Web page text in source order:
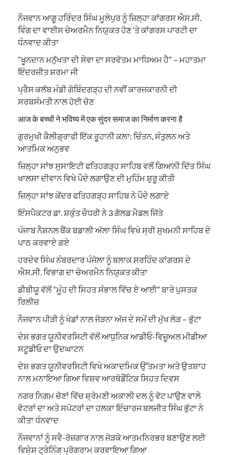
ਨੌਜਵਾਨ ਆਗੂ ਹਰਿੰਦਰ ਸਿੰਘ ਮੂਲੇਪੁਰ ਨੂੰ ਜ਼ਿਲ੍ਹਾ ਕਾਂਗਰਸ ਐਸ.ਸੀ.
ਵਿੰਗ ਦਾ ਵਾਈਸ ਚੇਅਰਮੈਨ ਨਿਯੁਕਤ ਹੋਣ ‘ਤੇ ਕਾਂਗਰਸ ਪਾਰਟੀ ਦਾ
ਧੰਨਵਾਦ ਕੀਤਾ
“ਖੂਨਦਾਨ ਮਨੁੱਖਤਾ ਦੀ ਸੇਵਾ ਦਾ ਸਰਵੋਤਮ ਮਾਧਿਅਮ ਹੈ” – ਮਹਾਤਮਾ
ਇੰਦਰਜੀਤ ਸ਼ਰਮਾ ਜੀ
ਪ੍ਰੈਸ ਕਲੱਬ ਮੰਡੀ ਗੋਬਿੰਦਗੜ੍ਹ ਦੀ ਨਵੀਂ ਕਾਰਜਕਾਰਨੀ ਦੀ
ਸਰਬਸੰਮਤੀ ਨਾਲ ਹੋਈ ਚੋਣ
आज के बच्चों ने भविष्य में एक सुंदर समाज का निर्माण करना है
ਗੁਰਮੁਖੀ ਕੈਲੀਗ੍ਰਾਫੀ ਇੱਕ ਰੂਹਾਨੀ ਕਲਾ: ਚਿੰਤਨ, ਸੰਤੁਲਨ ਅਤੇ
ਆਤਮਿਕ ਅਨੁਭਵ
ਜ਼ਿਲ੍ਹਾ ਸਾਂਝ ਸੁਸਾਇਟੀ ਫਤਿਹਗੜ੍ਹ ਸਾਹਿਬ ਵਲੋਂ ਗਿਆਨੀ ਦਿੱਤ ਸਿੰਘ
ਖਾਲਸਾ ਦੀਵਾਨ ਵਿਖੇ ਪੌਦੇ ਲਗਾਉਣ ਦੀ ਮੁਹਿੰਮ ਸ਼ੁਰੂ ਕੀਤੀ
ਜ਼ਿਲ੍ਹਾ ਸਾਂਝ ਕੇਂਦਰ ਫਤਿਹਗੜ੍ਹ ਸਾਹਿਬ ਨੇ ਪੌਦੇ ਲਗਾਏ
ਇੰਸਪੈਕਟਰ ਡਾ. ਸ਼ਕੁੰਤ ਚੌਧਰੀ ਨੇ 3 ਗੋਲਡ ਮੈਡਲ ਜਿੱਤੇ
ਪੰਜਾਬ ਨੈਸ਼ਨਲ ਬੈਂਕ ਬਡਾਲੀ ਅੱਲਾ ਸਿੰਘ ਵਿਖੇ ਸ੍ਰੀ ਸੁਖਮਨੀ ਸਾਹਿਬ ਦੇ
ਪਾਠ ਕਰਵਾਏ ਗਏ
ਹਰਦੇਵ ਸਿੰਘ ਨੰਬਰਦਾਰ ਪੰਜੋਲਾ ਨੂੰ ਬਲਾਕ ਸਰਹਿੰਦ ਕਾਂਗਰਸ ਦੇ
ਐਸ.ਸੀ. ਵਿਭਾਗ ਦਾ ਚੇਅਰਮੈਨ ਨਿਯੁਕਤ ਕੀਤਾ
ਡੀਬੀਯੂ ਵੱਲੋਂ “ਮੂੰਹ ਦੀ ਸਿਹਤ ਸੰਭਾਲ ਵਿੱਚ ਏ ਆਈ” ਬਾਰੇ ਪੁਸਤਕ
ਰਿਲੀਜ਼
ਨੌਜਵਾਨ ਪੀੜੀ ਨੂੰ ਖੇਡਾਂ ਨਾਲ ਜੋੜਨਾ ਅੱਜ ਦੇ ਸਮੇਂ ਦੀ ਮੁੱਖ ਲੋੜ – ਭੁੱਟਾ
ਦੇਸ਼ ਭਗਤ ਯੂਨੀਵਰਸਿਟੀ ਵੱਲੋਂ ਆਧੁਨਿਕ ਆਡੀਓ-ਵਿਜ਼ੂਅਲ ਮੀਡੀਆ
ਸਟੂਡੀਓ ਦਾ ਉਦਘਾਟਨ
ਦੇਸ਼ ਭਗਤ ਯੂਨੀਵਰਸਿਟੀ ਵਿਖੇ ਅਕਾਦਮਿਕ ਉੱਤਮਤਾ ਅਤੇ ਉਤਸ਼ਾਹ
ਨਾਲ ਮਨਾਇਆ ਗਿਆ ਵਿਸ਼ਵ ਆਰਥੋਡੌਂਟਿਕ ਸਿਹਤ ਦਿਵਸ
ਨਗਰ ਨਿਗਮ ਚੋਣਾਂ ਵਿੱਚ ਸ਼੍ਰੋਮਣੀ ਅਕਾਲੀ ਦਲ ਨੂੰ ਵੋਟ ਪਾਉਣ ਵਾਲੇ
ਵੋਟਰਾਂ ਦਾ ਅਤੇ ਸਪੋਟਰਾਂ ਦਾ ਹਲਕਾ ਇੰਚਾਰਜ ਬਲਜੀਤ ਸਿੰਘ ਭੁੱਟਾ ਨੇ
ਕੀਤਾ ਧੰਨਵਾਦ
ਨੌਜਵਾਨਾਂ ਨੂੰ ਸਵੈ-ਰੋਜ਼ਗਾਰ ਨਾਲ ਜੋੜਕੇ ਆਤਮਨਿਰਭਰ ਬਣਾਉਣ ਲਈ
ਵਿਸ਼ੇਸ਼ ਟ੍ਰੇਨਿੰਗ ਪ੍ਰੋਗਰਾਮ ਕਰਵਾਇਆ ਗਿਆ